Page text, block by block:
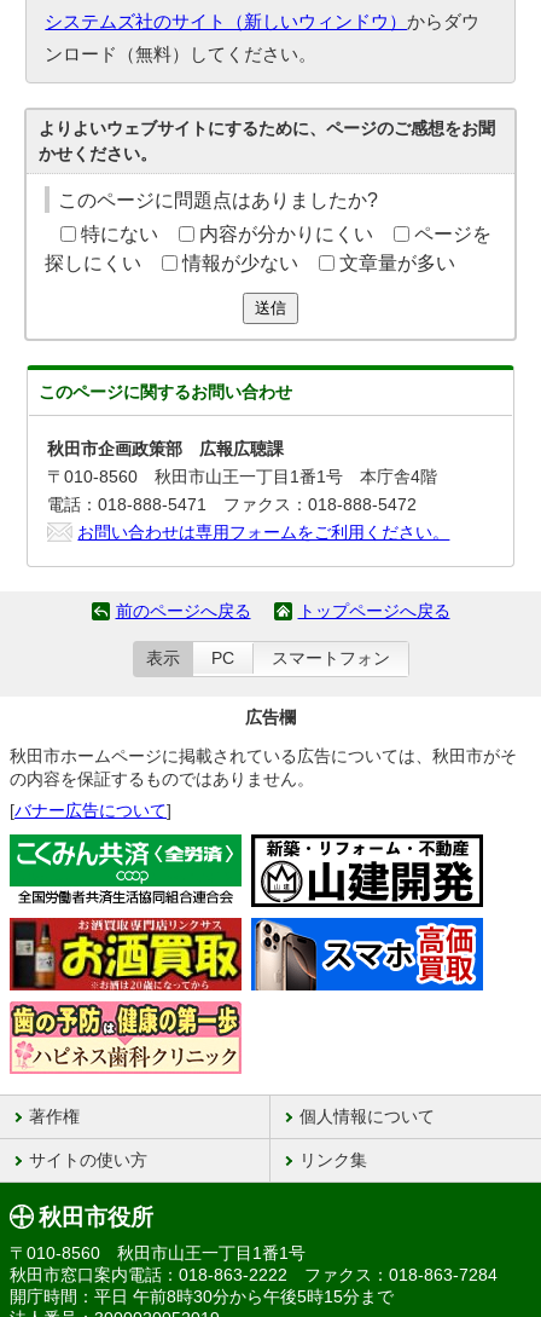
システムズ社のサイト（新しいウィンドウ）からダウ
ンロード（無料）してください。
よりよいウェブサイトにするために、ページのご感想をお聞
かせください。
このページに問題点はありましたか?
特にない
内容が分かりにくい
ページを
探しにくい
情報が少ない 文章量が多い
送信
このページに関するお問い合わせ
秋田市企画政策部 広報広聴課
〒010-8560 秋田市山王一丁目1番1号 本庁舎4階
電話：018-888-5471 ファクス：018-888-5472
お問い合わせは専用フォームをご利用ください。
前のページへ戻る トップページへ戻る
表示 PC スマートフォン
広告欄
秋田市ホームページに掲載されている広告については、秋田市がそ
の内容を保証するものではありません。
[バナー広告について]
著作権 個人情報について
サイトの使い方 リンク集
秋田市役所
〒010-8560 秋田市山王一丁目1番1号
秋田市窓口案内電話：018-863-2222 ファクス：018-863-7284
開庁時間：平日 午前8時30分から午後5時15分まで